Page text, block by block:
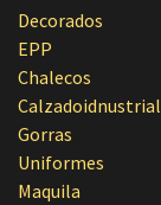
Decorados
EPP
Chalecos
Calzadoidnustrial
Gorras
Uniformes
Maquila